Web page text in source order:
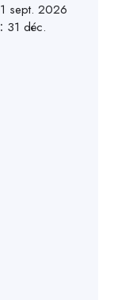
1 sept. 2026
31 déc.